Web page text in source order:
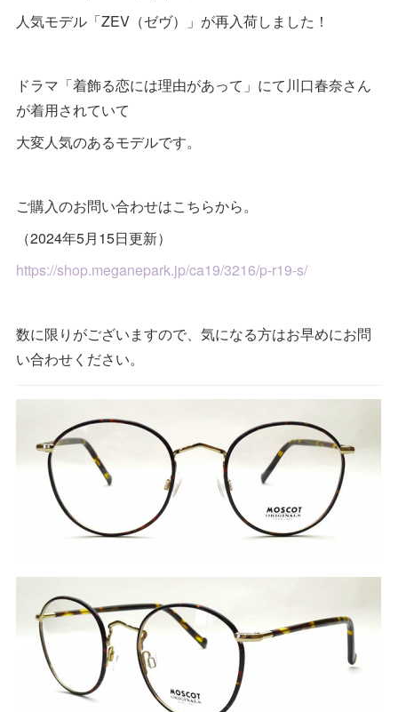
人気モデル「ZEV（ゼヴ）」が再入荷しました！
ドラマ「着飾る恋には理由があって」にて川口春奈さん
が着用されていて
大変人気のあるモデルです。
ご購入のお問い合わせはこちらから。
（2024年5月15日更新）
https://shop.meganepark.jp/ca19/3216/p-r19-s/
数に限りがございますので、気になる方はお早めにお問
い合わせください。